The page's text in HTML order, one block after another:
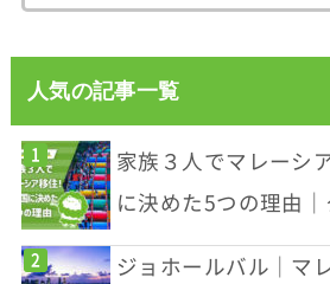
人気の記事一覧
家族３人でマレーシ
に決めた5つの理由
ジョホールバル｜マ